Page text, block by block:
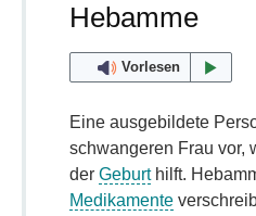
Hebamme
Vorlesen
Eine ausgebildete
schwangeren Frau vor,
der Geburthilft.
Medikamente